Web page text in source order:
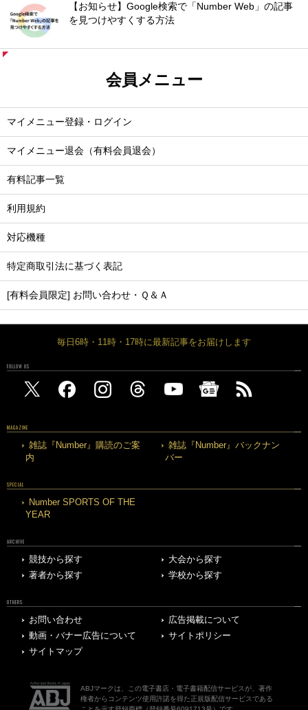
【お知らせ】Google検索で「Number Web」の記事
を見つけやすくする方法
会員メニュー
マイメニュー登録・ログイン
マイメニュー退会（有料会員退会）
有料記事一覧
利用規約
対応機種
特定商取引法に基づく表記
[有料会員限定] お問い合わせ・Ｑ＆Ａ
毎日6時・11時・17時に最新記事をお届けします
FOLLOW US
MAGAZINE
雑誌『Number』購読のご案
内
雑誌『Number』バックナン
バー
SPECIAL
Number SPORTS OF THE
YEAR
ARCHIVE
競技から探す
大会から探す
著者から探す
学校から探す
OTHERS
お問い合わせ
広告掲載について
動画・バナー広告について
サイトポリシー
サイトマップ
ABJマークは、この電子書店・電子書籍配信サービスが、著作
権者からコンテンツ使用許諾を得た正規版配信サービスである